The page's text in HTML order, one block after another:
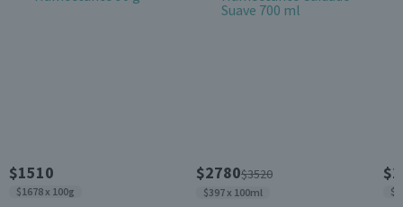
$1510
$1678 x 100g
$2780$3520
$397 x 100ml